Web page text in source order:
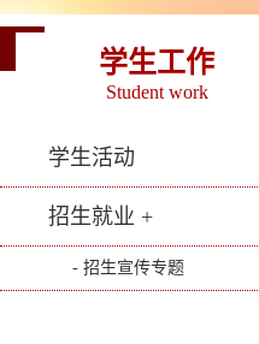
学生工作
Student work
学生活动
招生就业 +
- 招生宣传专题